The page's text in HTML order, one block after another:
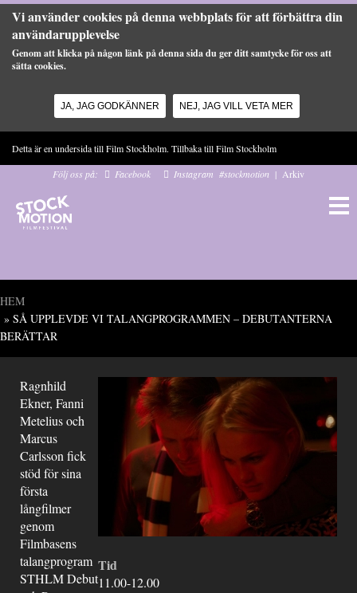
Vi använder cookies på denna webbplats för att förbättra din
användarupplevelse
Genom att klicka på någon länk på denna sida du ger ditt samtycke för oss att
sätta cookies.
JA, JAG GODKÄNNER NEJ, JAG VILL VETA MER
Detta är en undersida till Film Stockholm. Tillbaka tillFilm Stockholm
Följ oss på:
Facebook Instagram #stockmotion | Arkiv
Du är här
HEM
» SÅ UPPLEVDE VI TALANGPROGRAMMEN – DEBUTANTERNA
BERÄTTAR
Tid
11.00-12.00
Ragnhild
Ekner, Fanni
Metelius och
Marcus
Carlsson fick
stöd för sina
första
långfilmer
genom
Filmbasens
talangprogram
STHLM Debut